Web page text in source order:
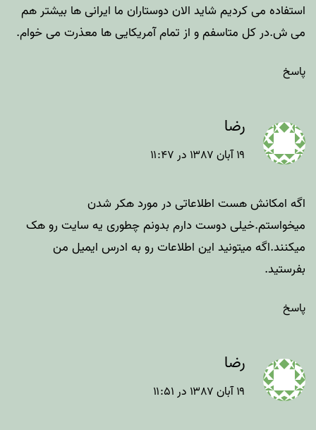
استفاده می کردیم شاید الان دوستاران ما ایرانی ها بیشتر هم
می ش.در کل متاسفم و از تمام آمریکایی ها معذرت می خوام.
پاسخ
رضا
۱۹ آبان ۱۳۸۷ در ۱۱:۴۷
اگه امکانش هست اطلاعاتی در مورد هکر شدن
میخواستم.خیلی دوست دارم بدونم چطوری یه سایت رو هک
میکنند.اگه میتونید این اطلاعات رو به ادرس ایمیل من
بفرستید.
پاسخ
رضا
۱۹ آبان ۱۳۸۷ در ۱۱:۵۱